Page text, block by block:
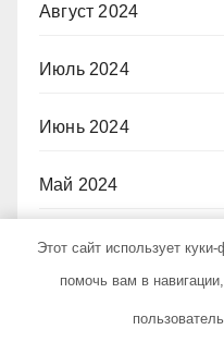
Август 2024
Июль 2024
Июнь 2024
Май 2024
Апрель 2024
Этот сайт использует
помочь вам в